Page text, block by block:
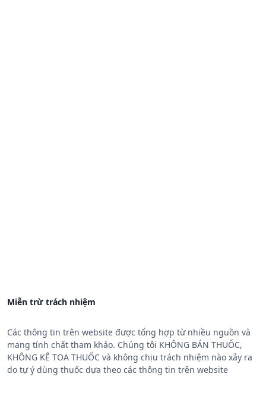
Miễn trừ trách nhiệm
Các thông tin trên website được tổng hợp từ nhiều nguồn và
mang tính chất tham khảo. Chúng tôi KHÔNG BÁN THUỐC,
KHÔNG KÊ TOA THUỐC và không chịu trách nhiệm nào xảy ra
do tự ý dùng thuốc dựa theo các thông tin trên website